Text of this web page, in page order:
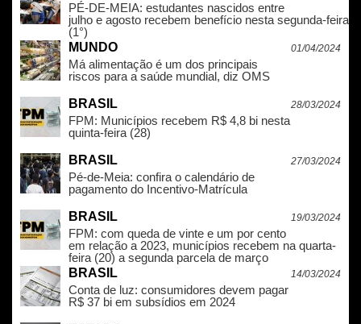
PÉ-DE-MEIA: estudantes nascidos entre
julho e agosto recebem benefício nesta segunda-feira
(1°)
MUNDO
01/04/2024
Má alimentação é um dos principais
riscos para a saúde mundial, diz OMS
BRASIL
28/03/2024
FPM: Municípios recebem R$ 4,8 bi nesta
quinta-feira (28)
BRASIL
27/03/2024
Pé-de-Meia: confira o calendário de
pagamento do Incentivo-Matrícula
BRASIL
19/03/2024
FPM: com queda de vinte e um por cento
em relação a 2023, municípios recebem na quarta-
feira (20) a segunda parcela de março
BRASIL
14/03/2024
Conta de luz: consumidores devem pagar
R$ 37 bi em subsídios em 2024